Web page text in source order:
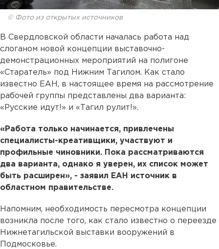
© Фото из открытых источников
В Свердловской области началась работа над
слоганом новой концепции выставочно-
демонстрационных мероприятий на полигоне
«Старатель» под Нижним Тагилом. Как стало
известно ЕАН, в настоящее время на рассмотрение
рабочей группы представлены два варианта:
«Русские идут!» и «Тагил рулит!».
«Работа только начинается, привлечены
специалисты-креативщики, участвуют и
профильные чиновники. Пока рассматриваются
два варианта, однако я уверен, их список может
быть расширен», - заявил ЕАН источник в
областном правительстве.
Напомним, необходимость пересмотра концепции
возникла после того, как стало известно о переезде
Нижнетагильской выставки вооружений в
Подмосковье.